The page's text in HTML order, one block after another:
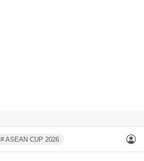
# ASEAN CUP 2026